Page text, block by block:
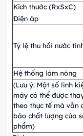
Kích thước (RxSxC)
Điện áp
Tỷ lệ thu hồi nước
Hệ thống làm nóng
(Lưu ý: Một số linh
máy có thể được
theo thực tế mà vẫn
bảo chất lượng của
phẩm)